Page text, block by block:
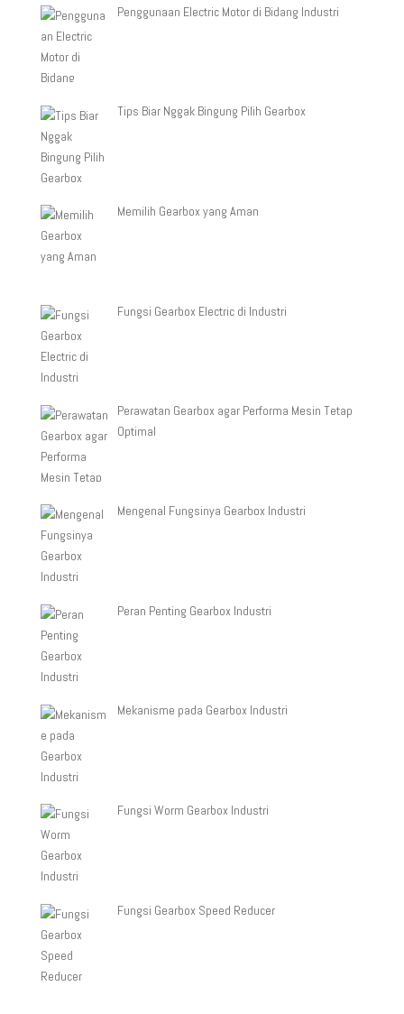
Penggunaan Electric Motor di Bidang Industri
Tips Biar Nggak Bingung Pilih Gearbox
Memilih Gearbox yang Aman
Fungsi Gearbox Electric di Industri
Perawatan Gearbox agar Performa Mesin Tetap
Optimal
Mengenal Fungsinya Gearbox Industri
Peran Penting Gearbox Industri
Mekanisme pada Gearbox Industri
Fungsi Worm Gearbox Industri
Fungsi Gearbox Speed Reducer